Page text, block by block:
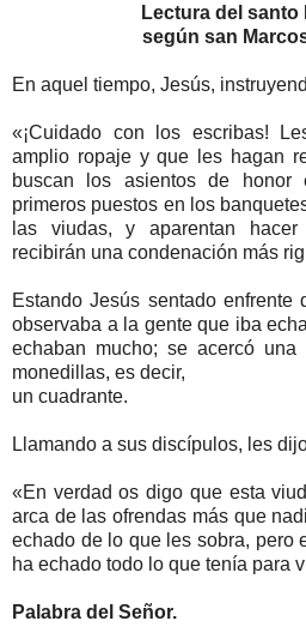
Lectura del santo
según san
En aquel tiempo, Jesús,
«¡Cuidado con los escribas!
amplio ropaje y que les hagan
buscan los asientos de
primeros puestos en los
las viudas, y aparentan
recibirán una condenación más
Estando Jesús sentado enfrente
observaba a la gente que iba
echaban mucho; se acercó
monedillas, es decir,
un cuadrante.
Llamando a sus discípulos, les
«En verdad os digo que esta
arca de las ofrendas más que
echado de lo que les sobra, pero
ha echado todo lo que tenía para
Palabra del Señor.